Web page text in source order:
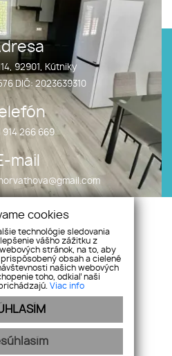
92901, Kútniky
DIČ: 2023639310
914 266 669
mail
Nehnuteľnosti
Vložte ponuku/dopyt
Alternatívne riešenia
sporov
Kontakt
cookies
technológie sledovania
vášho zážitku z
stránok, na to, aby
obsah a cielené
našich webových
toho, odkiaľ naši
Viac info